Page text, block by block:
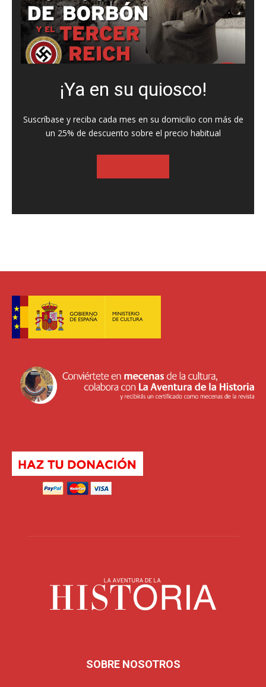
¡Ya en su quiosco!
Suscríbase y reciba cada mes en su domicilio con más de
un 25% de descuento sobre el precio habitual
SOBRE NOSOTROS